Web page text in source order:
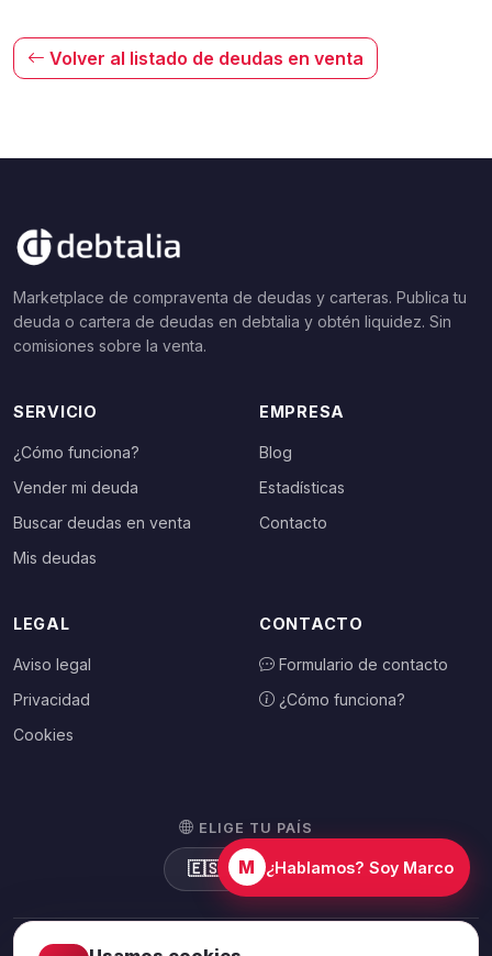
Volver al listado de deudas en venta
Marketplace de compraventa de deudas y carteras. Publica tu
deuda o cartera de deudas en debtalia y obtén liquidez. Sin
comisiones sobre la venta.
SERVICIO
¿Cómo funciona?
Vender mi deuda
Buscar deudas en venta
Mis deudas
EMPRESA
Blog
Estadísticas
Contacto
LEGAL
Aviso legal
Privacidad
Cookies
CONTACTO
Formulario de contacto
¿Cómo funciona?
ELIGE TU PAÍS
🇪🇸 España
M ¿Hablamos? Soy Marco